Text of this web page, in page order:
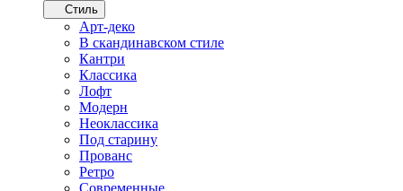
Стиль
Арт-деко
В скандинавском стиле
Кантри
Классика
Лофт
Модерн
Неоклассика
Под старину
Прованс
Ретро
Современные